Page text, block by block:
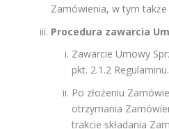
Zamówienia, w tym
Procedura zawarcia
Zawarcie Umowy
pkt. 2.1.2 Regulaminu.
Po złożeniu
otrzymania
trakcie składania